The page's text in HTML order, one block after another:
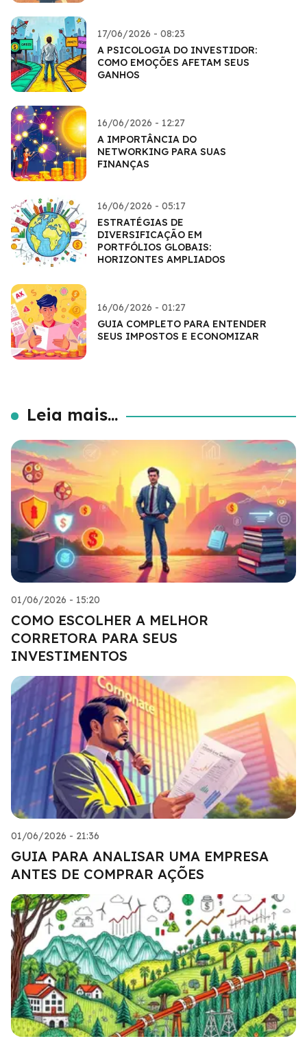
17/06/2026 - 08:23
A PSICOLOGIA DO INVESTIDOR:
COMO EMOÇÕES AFETAM SEUS
GANHOS
16/06/2026 - 12:27
A IMPORTÂNCIA DO
NETWORKING PARA SUAS
FINANÇAS
16/06/2026 - 05:17
ESTRATÉGIAS DE
DIVERSIFICAÇÃO EM
PORTFÓLIOS GLOBAIS:
HORIZONTES AMPLIADOS
16/06/2026 - 01:27
GUIA COMPLETO PARA ENTENDER
SEUS IMPOSTOS E ECONOMIZAR
Leia mais...
01/06/2026 - 15:20
COMO ESCOLHER A MELHOR
CORRETORA PARA SEUS
INVESTIMENTOS
01/06/2026 - 21:36
GUIA PARA ANALISAR UMA EMPRESA
ANTES DE COMPRAR AÇÕES